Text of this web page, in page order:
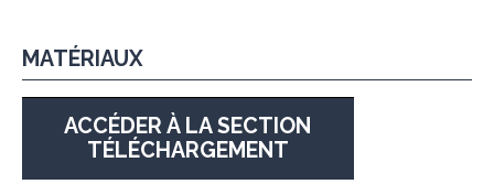
MATÉRIAUX
ACCÉDER À LA SECTION
TÉLÉCHARGEMENT